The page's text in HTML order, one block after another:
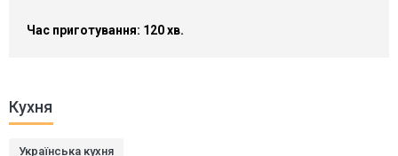
Час приготування: 120 хв.
Кухня
Українська кухня